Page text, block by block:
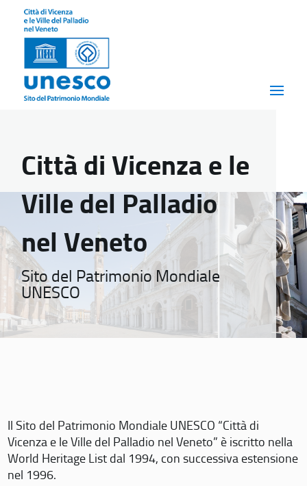
Città di Vicenza e le
Ville del Palladio
nel Veneto
Sito del Patrimonio Mondiale
UNESCO
Il Sito del Patrimonio Mondiale UNESCO “Città di
Vicenza e le Ville del Palladio nel Veneto” è iscritto nella
World Heritage List dal 1994, con successiva estensione
nel 1996.